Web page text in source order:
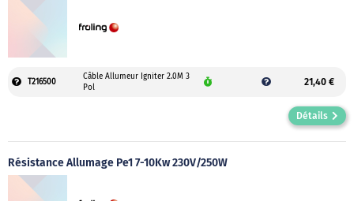
T216500
Câble Allumeur Igniter 2.0M 3
Pol
21,40 €
Détails
Résistance Allumage Pe1 7-10Kw 230V/250W